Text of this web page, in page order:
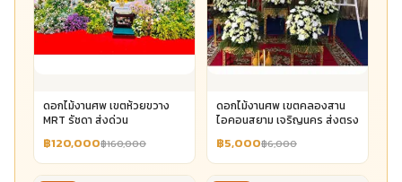
ดอกไม้งานศพ เขตห้วยขวาง
MRT รัชดา ส่งด่วน
฿120,000฿160,000
ดอกไม้งานศพ เขตคลองสาน
ไอคอนสยาม เจริญนคร ส่งตรง
฿5,000฿6,000